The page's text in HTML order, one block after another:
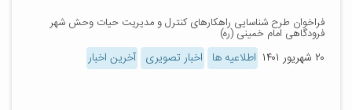
فراخوان طرح شناسایی راهکارهای کنترل و مدیریت حیات وحش شهر
فرودگاهی امام خمینی (ره)
۲۰ شهریور ۱۴۰۱ اطلاعیه ها اخبار تصویری آخرین اخبار